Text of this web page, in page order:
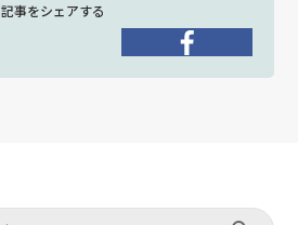
記事をシェアする